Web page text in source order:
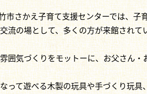
市さかえ子育て支援センターでは、子
流の場として、多くの方が来館されて
囲気づくりをモットーに、お父さん・
って遊べる木製の玩具や手づくり玩具